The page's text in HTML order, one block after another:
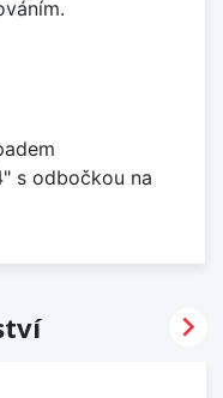
s odbočkou na
